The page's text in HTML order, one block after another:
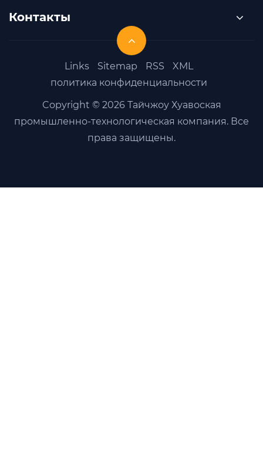
Контакты
Links Sitemap RSS
XML
политика конфиденциальности
Copyright © 2026 Тайчжоу Хуавоская
промышленно-технологическая компания. Все
права защищены.